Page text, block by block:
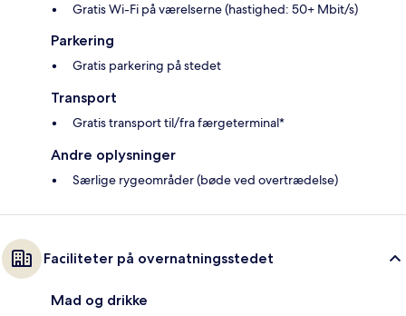
Gratis Wi-Fi på værelserne (hastighed: 50+ Mbit/s)
Parkering
Gratis parkering på stedet
Transport
Gratis transport til/fra færgeterminal*
Andre oplysninger
Særlige rygeområder (bøde ved overtrædelse)
Faciliteter på overnatningsstedet
Mad og drikke